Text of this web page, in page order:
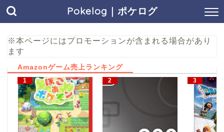
Pokelog｜ポケログ
※本ページにはプロモーションが含まれる場合があり
ます
Amazonゲーム売上ランキング